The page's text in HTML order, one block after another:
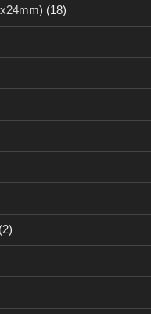
(18)
(2)